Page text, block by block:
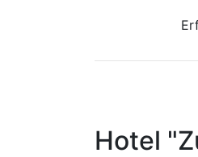
Hotel